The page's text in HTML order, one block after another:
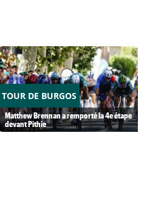
TOUR DE BURGOS
Matthew Brennan a remporté la 4e étape
devant Pithie